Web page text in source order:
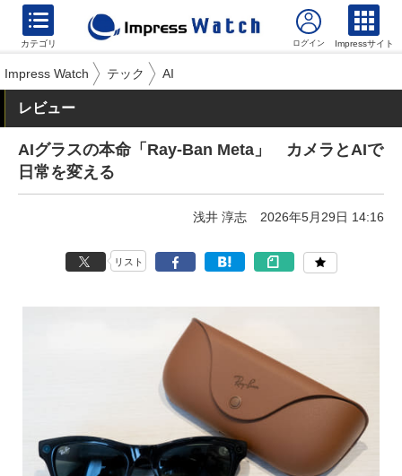
カテゴリ Impressサイト
Impress Watch テック AI
レビュー
AIグラスの本命「Ray-Ban Meta」 カメラとAIで
日常を変える
浅井 淳志 2026年5月29日 14:16
リスト